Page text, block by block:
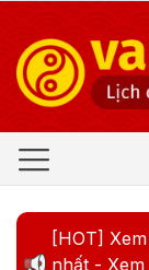
[HOT] Xem
nhất - Xem